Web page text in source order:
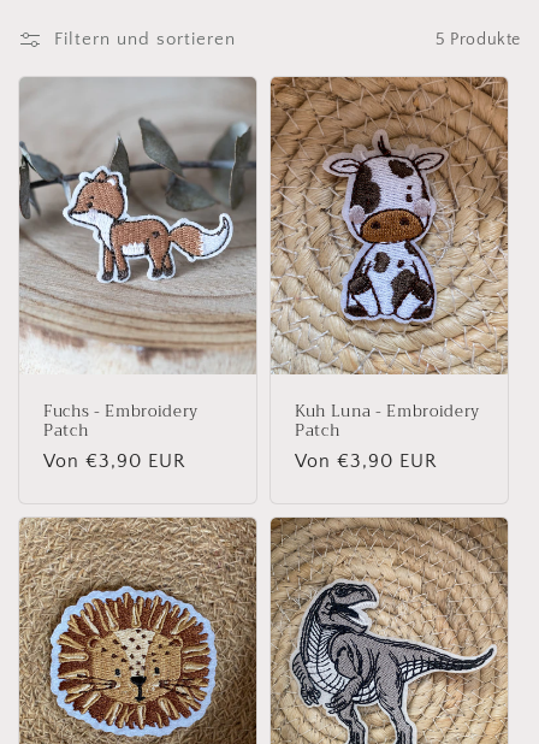
t
e
g
o
r
i
e
:
Filtern und sortieren 5 Produkte
Fuchs - Embroidery
Patch
Normaler
Von €3,90 EUR
Kuh Luna - Embroidery
Patch
Normaler
Von €3,90 EUR